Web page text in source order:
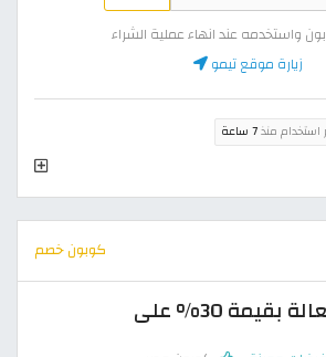
واستخدمه عند انهاء عملية الشراء
زيارة موقع تيمو
استخدام منذ7 ساعة
كوبون خصم
30% على